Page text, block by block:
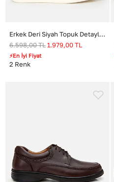
Erkek Deri Siyah Topuk Detaylı Şık Günlük Loafer
6.598,00TL 1.979,00 TL
⚡En İyi Fiyat
2 Renk